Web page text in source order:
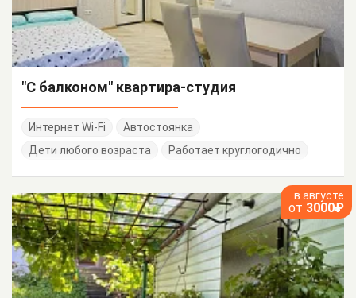
"С балконом" квартира-студия
Интернет Wi-Fi
Автостоянка
Дети любого возраста
Работает круглогодично
в августе
от 3000₽